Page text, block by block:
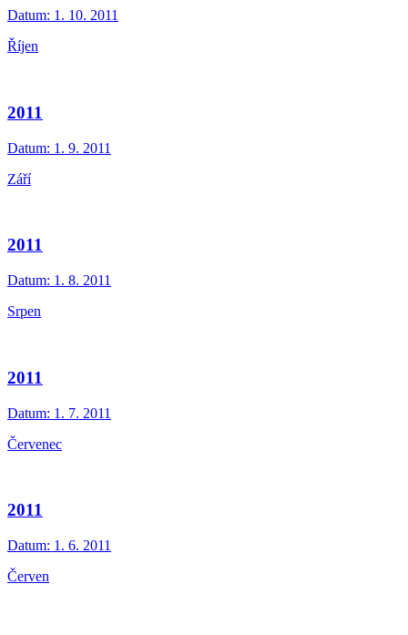
Datum: 1. 10. 2011
Říjen
2011
Datum: 1. 9. 2011
Září
2011
Datum: 1. 8. 2011
Srpen
2011
Datum: 1. 7. 2011
Červenec
2011
Datum: 1. 6. 2011
Červen